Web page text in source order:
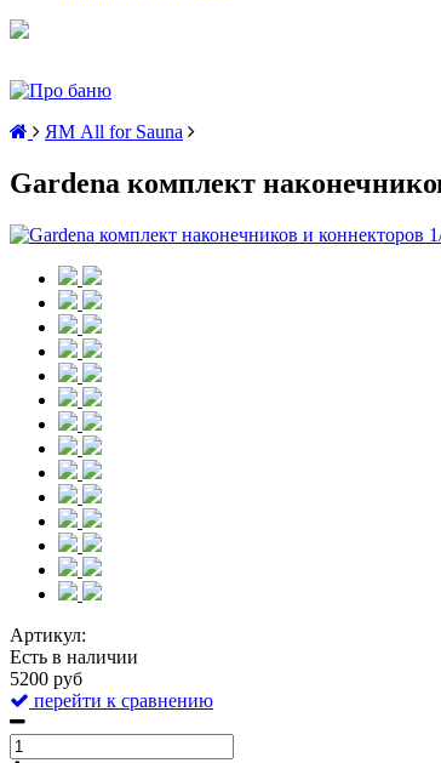
ЯМ All for Sauna
Gardena комплект
Артикул:
Есть в наличии
5200 руб
перейти к сравнению